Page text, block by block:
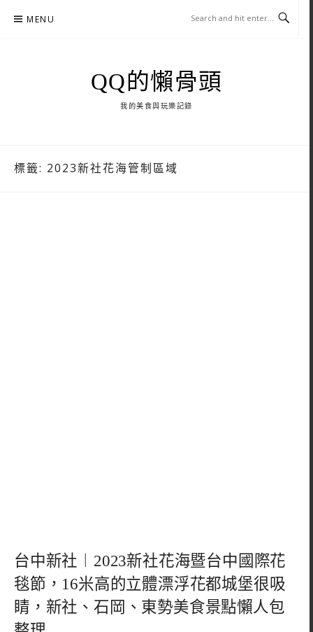
MENU
QQ的懶骨頭
我的美食與玩樂記錄
標籤: 2023新社花海管制區域
台中新社︱2023新社花海暨台中國際花
毯節，16米高的立體漂浮花都城堡很吸
睛，新社、石岡、東勢美食景點懶人包